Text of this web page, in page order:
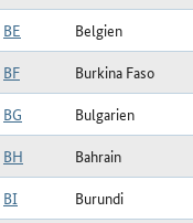
BE
Belgien
BF
Burkina Faso
BG
Bulgarien
BH
Bahrain
BI
Burundi